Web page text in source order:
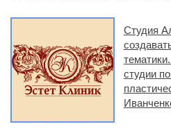
Студия
студии